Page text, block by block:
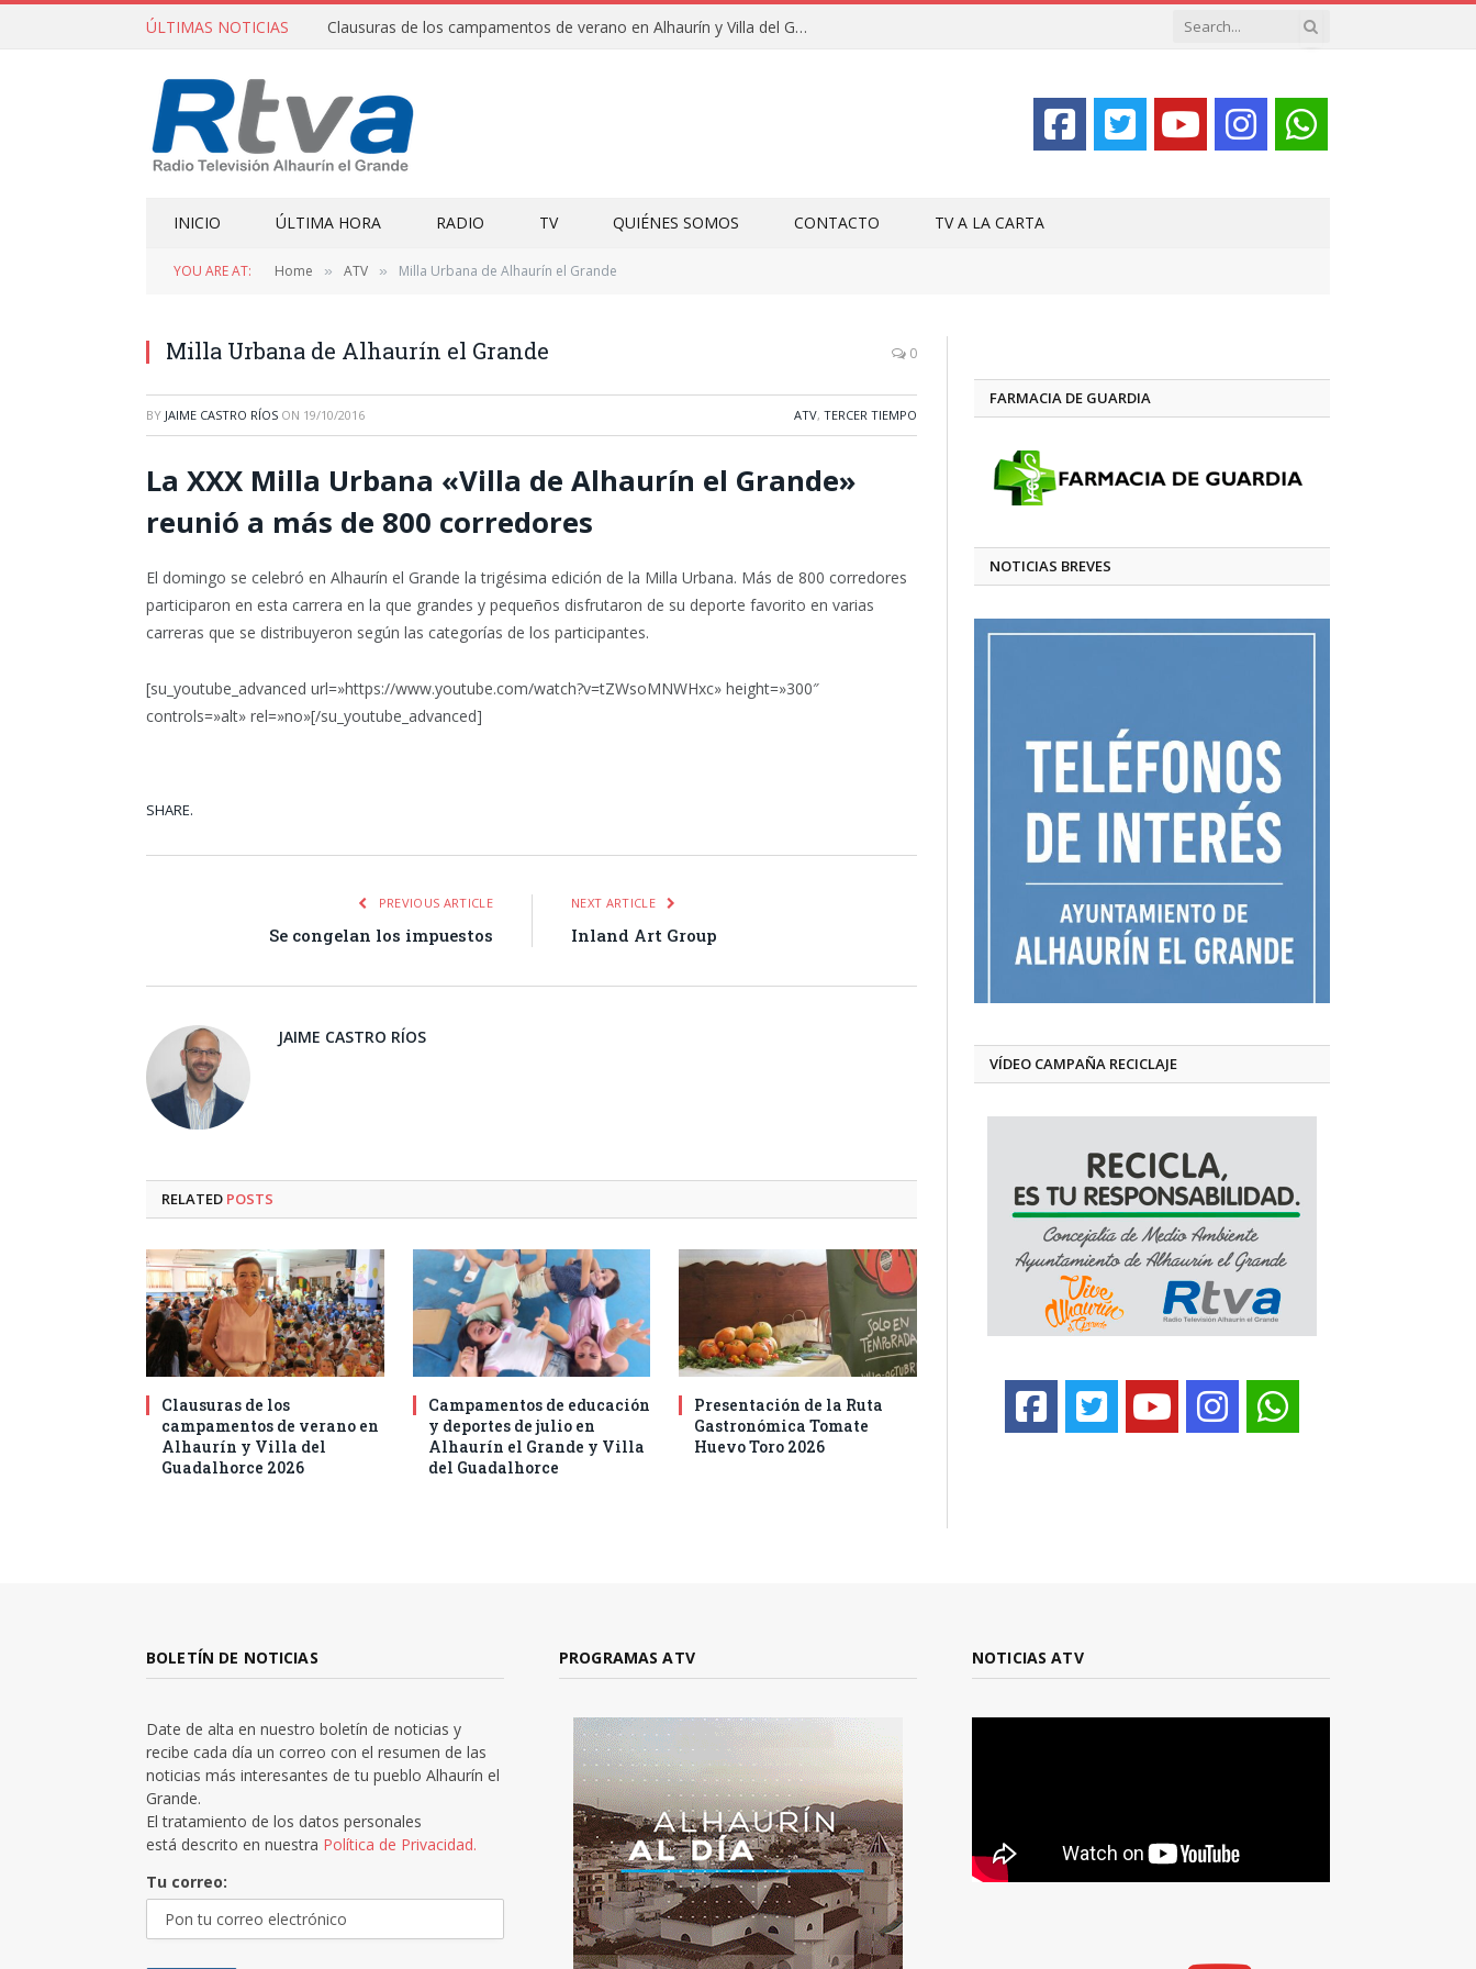
ÚLTIMAS NOTICIAS Clausuras de los campamentos de verano en Alhaurín y Villa del Guadalhorce 2026
INICIO ÚLTIMA HORA RADIO TV QUIÉNES SOMOS CONTACTO TV A LA CARTA
YOU ARE AT: Home » ATV » Milla Urbana de Alhaurín el Grande
Milla Urbana de Alhaurín el Grande 0
BY JAIME CASTRO RÍOS ON 19/10/2016 ATV, TERCER TIEMPO
La XXX Milla Urbana «Villa de Alhaurín el Grande»
reunió a más de 800 corredores
El domingo se celebró en Alhaurín el Grande la trigésima edición de la Milla Urbana. Más de 800 corredores
participaron en esta carrera en la que grandes y pequeños disfrutaron de su deporte favorito en varias
carreras que se distribuyeron según las categorías de los participantes.
[su_youtube_advanced url=»https://www.youtube.com/watch?v=tZWsoMNWHxc» height=»300″
controls=»alt» rel=»no»[/su_youtube_advanced]
SHARE.
PREVIOUS ARTICLE
Se congelan los impuestos
NEXT ARTICLE
Inland Art Group
JAIME CASTRO RÍOS
RELATED POSTS
Clausuras de los
campamentos de verano en
Alhaurín y Villa del
Guadalhorce 2026
Campamentos de educación
y deportes de julio en
Alhaurín el Grande y Villa
del Guadalhorce
Presentación de la Ruta
Gastronómica Tomate
Huevo Toro 2026
FARMACIA DE GUARDIA
NOTICIAS BREVES
VÍDEO CAMPAÑA RECICLAJE
BOLETÍN DE NOTICIAS
Date de alta en nuestro boletín de noticias y
recibe cada día un correo con el resumen de las
noticias más interesantes de tu pueblo Alhaurín el
Grande.
El tratamiento de los datos personales
está descrito en nuestra Política de Privacidad.
Tu correo:
PROGRAMAS ATV NOTICIAS ATV